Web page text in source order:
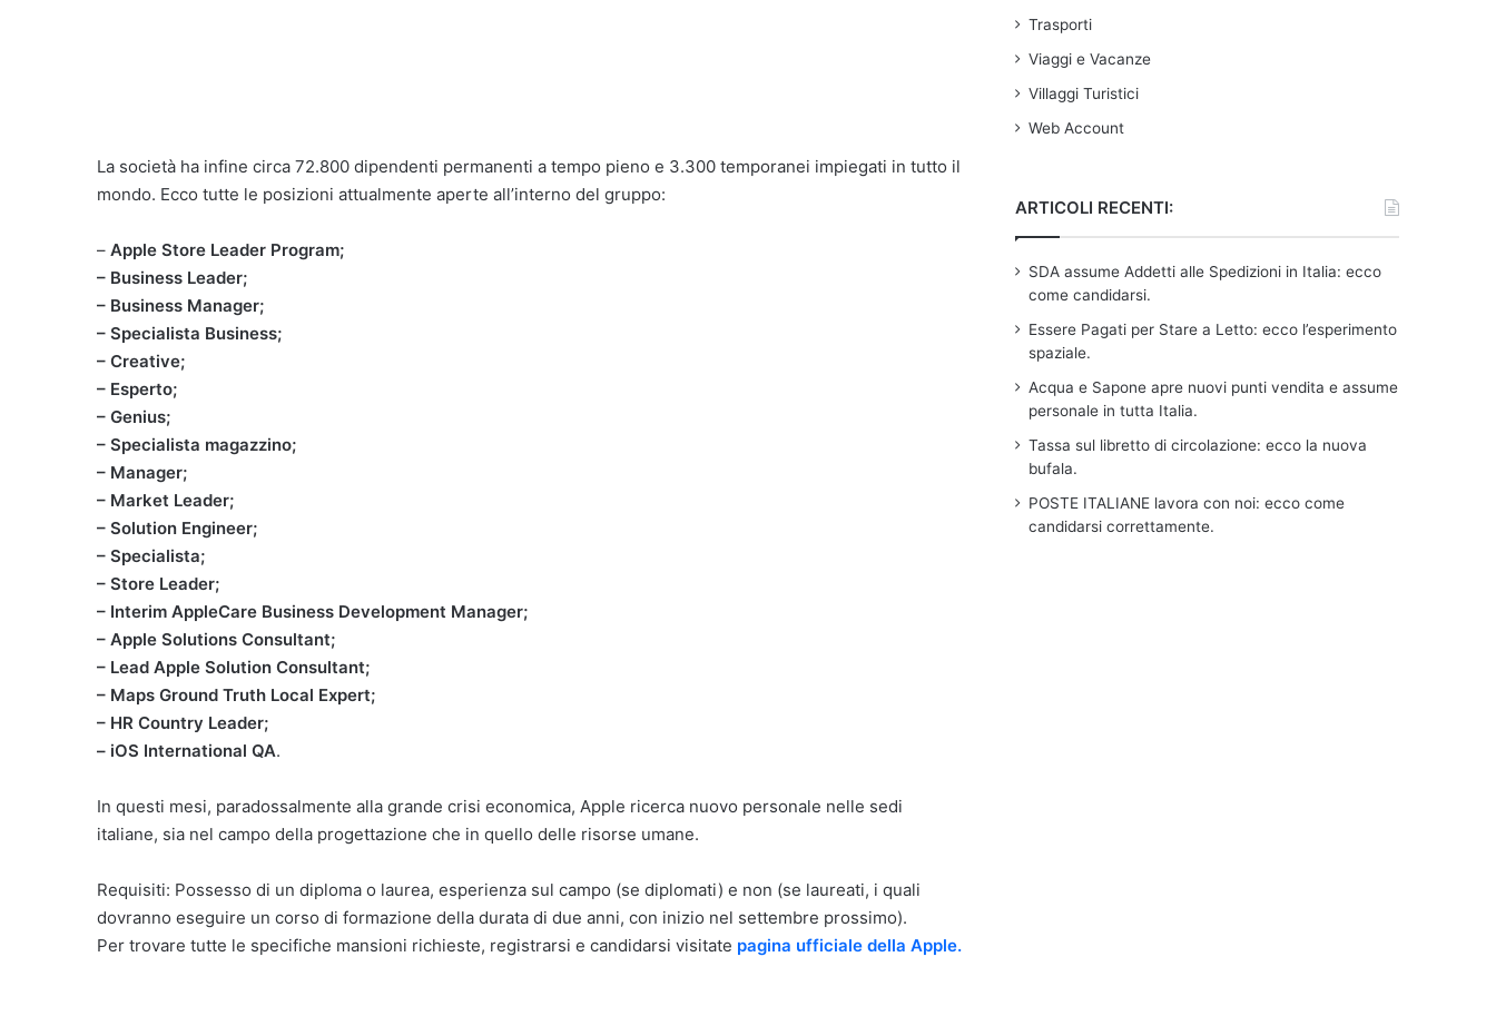
La società ha infine circa 72.800 dipendenti permanenti a tempo pieno e 3.300 temporanei impiegati in tutto il
mondo. Ecco tutte le posizioni attualmente aperte all’interno del gruppo:
– Apple Store Leader Program;
– Business Leader;
– Business Manager;
– Specialista Business;
– Creative;
– Esperto;
– Genius;
– Specialista magazzino;
– Manager;
– Market Leader;
– Solution Engineer;
– Specialista;
– Store Leader;
– Interim AppleCare Business Development Manager;
– Apple Solutions Consultant;
– Lead Apple Solution Consultant;
– Maps Ground Truth Local Expert;
– HR Country Leader;
– iOS International QA.
In questi mesi, paradossalmente alla grande crisi economica, Apple ricerca nuovo personale nelle sedi
italiane, sia nel campo della progettazione che in quello delle risorse umane.
Requisiti: Possesso di un diploma o laurea, esperienza sul campo (se diplomati) e non (se laureati, i quali
dovranno eseguire un corso di formazione della durata di due anni, con inizio nel settembre prossimo).
Per trovare tutte le specifiche mansioni richieste, registrarsi e candidarsi visitate pagina ufficiale della Apple.
Trasporti
Viaggi e Vacanze
Villaggi Turistici
Web Account
ARTICOLI RECENTI:
SDA assume Addetti alle Spedizioni in Italia: ecco
come candidarsi.
Essere Pagati per Stare a Letto: ecco l’esperimento
spaziale.
Acqua e Sapone apre nuovi punti vendita e assume
personale in tutta Italia.
Tassa sul libretto di circolazione: ecco la nuova
bufala.
POSTE ITALIANE lavora con noi: ecco come
candidarsi correttamente.